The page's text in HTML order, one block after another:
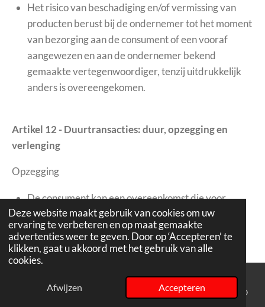
Deze website maakt gebruik van cookies om uw
ervaring te verbeteren en op maat gemaakte
advertenties weer te geven. Door op ‘Accepteren’ te
klikken, gaat u akkoord met het gebruik van alle
cookies.
Afwijzen Accepteren
Het risico van beschadiging en/of vermissing van
producten berust bij de ondernemer tot het moment
van bezorging aan de consument of een vooraf
aangewezen en aan de ondernemer bekend
gemaakte vertegenwoordiger, tenzij uitdrukkelijk
anders is overeengekomen.
Artikel 12 - Duurtransacties: duur, opzegging en
verlenging
Opzegging
De consument kan een overeenkomst die voor
onbepaalde tijd is aangegaan en die strekt tot het
geregeld afleveren van producten (elektriciteit
daaronder begrepen) of diensten, te allen tijde
opzeggen met inachtneming van daartoe
overeengekomen opzeggingsregels en een
opzegtermijn van ten hoogste één maand.
E-mailadres Telefoonnummer Instagram WhatsApp